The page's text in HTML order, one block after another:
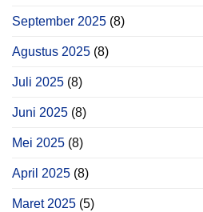
September 2025 (8)
Agustus 2025 (8)
Juli 2025 (8)
Juni 2025 (8)
Mei 2025 (8)
April 2025 (8)
Maret 2025 (5)